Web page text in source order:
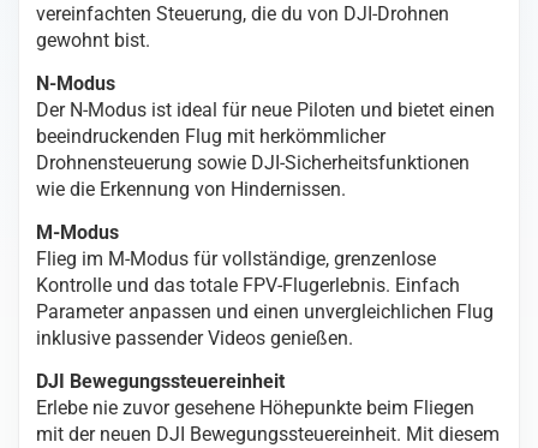
vereinfachten Steuerung, die du von DJI-Drohnen
gewohnt bist.
N-Modus
Der N-Modus ist ideal für neue Piloten und bietet einen
beeindruckenden Flug mit herkömmlicher
Drohnensteuerung sowie DJI-Sicherheitsfunktionen
wie die Erkennung von Hindernissen.
M-Modus
Flieg im M-Modus für vollständige, grenzenlose
Kontrolle und das totale FPV-Flugerlebnis. Einfach
Parameter anpassen und einen unvergleichlichen Flug
inklusive passender Videos genießen.
DJI Bewegungssteuereinheit
Erlebe nie zuvor gesehene Höhepunkte beim Fliegen
mit der neuen DJI Bewegungssteuereinheit. Mit diesem